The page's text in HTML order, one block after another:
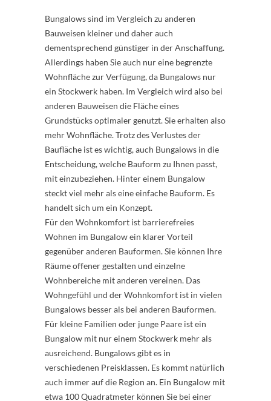
Bungalows sind im Vergleich zu anderen
Bauweisen kleiner und daher auch
dementsprechend günstiger in der Anschaffung.
Allerdings haben Sie auch nur eine begrenzte
Wohnfläche zur Verfügung, da Bungalows nur
ein Stockwerk haben. Im Vergleich wird also bei
anderen Bauweisen die Fläche eines
Grundstücks optimaler genutzt. Sie erhalten also
mehr Wohnfläche. Trotz des Verlustes der
Baufläche ist es wichtig, auch Bungalows in die
Entscheidung, welche Bauform zu Ihnen passt,
mit einzubeziehen. Hinter einem Bungalow
steckt viel mehr als eine einfache Bauform. Es
handelt sich um ein Konzept.
Für den Wohnkomfort ist barrierefreies
Wohnen im Bungalow ein klarer Vorteil
gegenüber anderen Bauformen. Sie können Ihre
Räume offener gestalten und einzelne
Wohnbereiche mit anderen vereinen. Das
Wohngefühl und der Wohnkomfort ist in vielen
Bungalows besser als bei anderen Bauformen.
Für kleine Familien oder junge Paare ist ein
Bungalow mit nur einem Stockwerk mehr als
ausreichend. Bungalows gibt es in
verschiedenen Preisklassen. Es kommt natürlich
auch immer auf die Region an. Ein Bungalow mit
etwa 100 Quadratmeter können Sie bei einer